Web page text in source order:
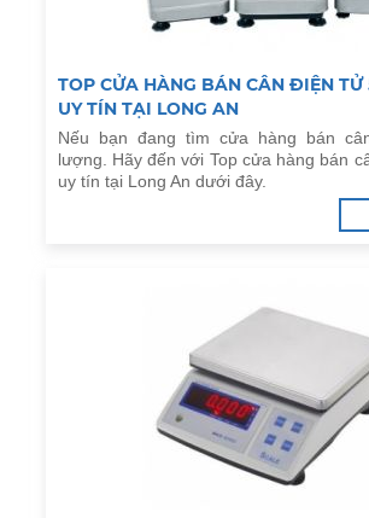
TOP CỬA HÀNG BÁN CÂN ĐIỆN TỬ
UY TÍN TẠI LONG AN
Nếu bạn đang tìm cửa hàng bán
lượng. Hãy đến với Top cửa hàng bán
uy tín tại Long An dưới đây.